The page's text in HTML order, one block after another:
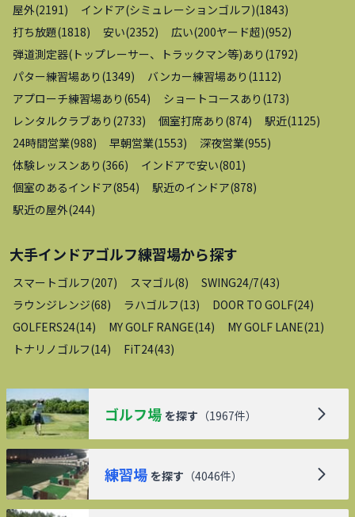
屋外(2191 ) インドア(シミュレーションゴルフ)(1843)
打ち放題(1818) 安い(2352) 広い(200ヤード超)(952)
弾道測定器(トップレーサー、トラックマン等)あり (1792)
パター練習場あり (1349) バンカー練習場あり (1112)
アプローチ練習場あり (654) ショートコースあり (173)
レンタルクラブあり (2733) 個室打席あり (874) 駅近(1125)
24時間営業(988) 早朝営業(1553) 深夜営業(955)
体験レッスンあり (366) インドアで安い(801 )
個室のあるインドア(854) 駅近のインドア(878)
駅近の屋外(244)
大手インドアゴルフ練習場から探す
スマートゴルフ(207) スマゴル(8) SWING24/7(43)
ラウンジレンジ(68) ラハゴルフ(13) DOOR TO GOLF(24)
GOLFERS24(14) MY GOLF RANGE(14) MY GOLF LANE(21 )
トナリノゴルフ(14) FiT24(43)
ゴルフ場 を探す （1967件）
練習場 を探す （4046件）